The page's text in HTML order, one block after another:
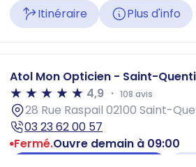
Itinéraire
Plus d'info
Atol Mon Opticien - Saint-
4,9
108 avis
28 Rue Raspail 02100 Saint-
03 23 62 00 57
Fermé.Ouvre demain à 09:00